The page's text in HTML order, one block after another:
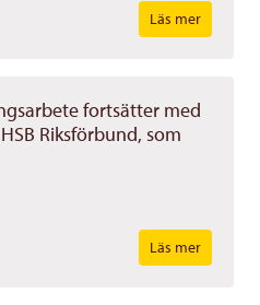
Läs mer
fortsätter med
Riksförbund, som
Läs mer